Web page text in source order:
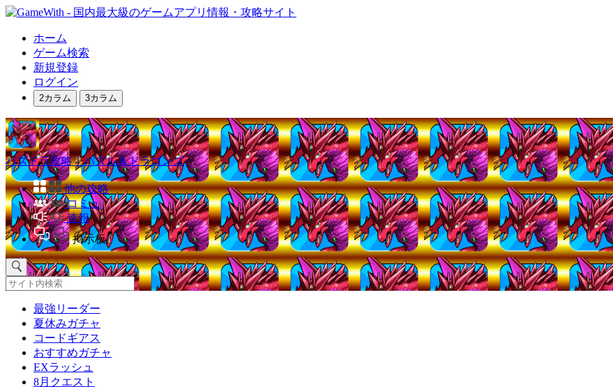
ホーム
ゲーム検索
新規登録
ログイン
2カラム 3カラム
パズドラ攻略｜パズル＆ドラゴンズ
他の攻略
コミュ
速報
掲示板
最強リーダー
夏休みガチャ
コードギアス
おすすめガチャ
EXラッシュ
8月クエスト